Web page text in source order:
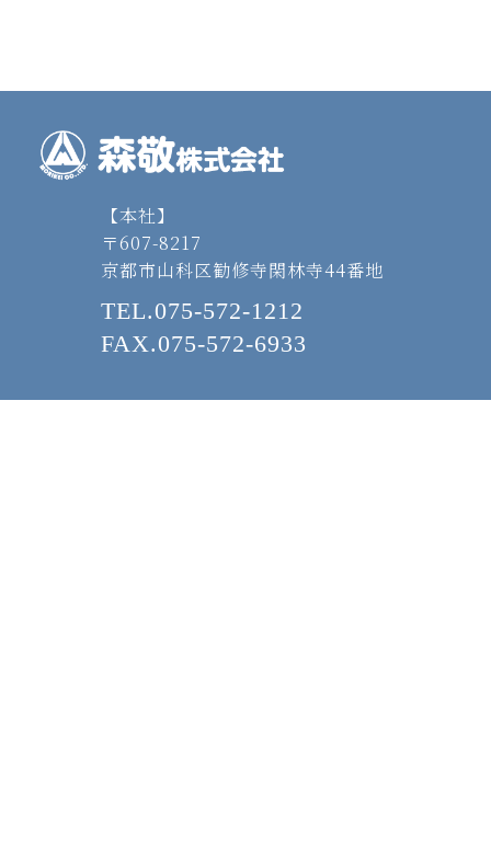
【本社】
〒607-8217
京都市山科区勧修寺閑林寺44番地
TEL.075-572-1212
FAX.075-572-6933